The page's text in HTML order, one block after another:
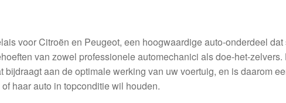
voor Citroën en Peugeot, een hoogwaardige auto-onderdeel
van zowel professionele automechanici als doe-het-zelvers.
bijdraagt aan de optimale werking van uw voertuig, en is daarom
haar auto in topconditie wil houden.